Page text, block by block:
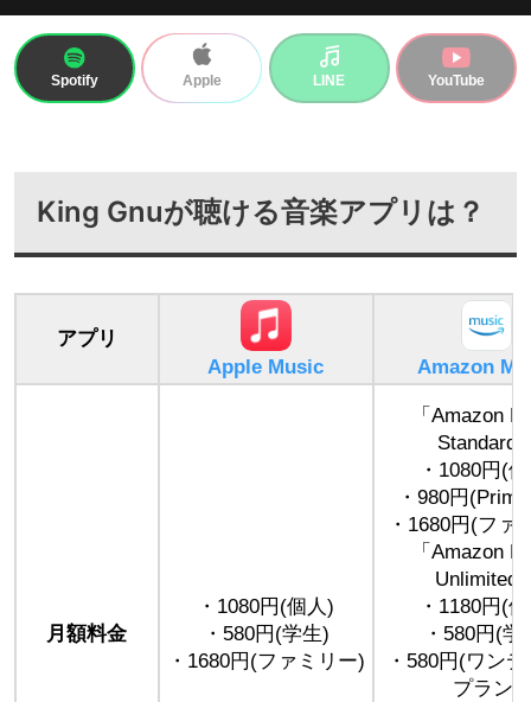
Spotify Apple LINE YouTube
King Gnuが聴ける音楽アプリは？
アプリ
Apple Music
Amazon
月額料金
・1080円(個人)
・580円(学生)
・1680円(ファミリー)
「Amazon
Standard
・1080円(
・980円
・1680円(ファ
「Amazon
Unlimited
・1180円(
・580円(学
・580円(ワン
プラン)